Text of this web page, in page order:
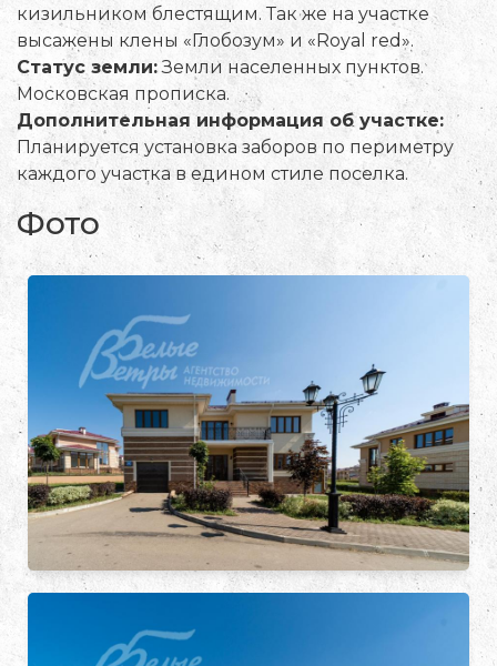
кизильником блестящим. Так же на участке
высажены клены «Глобозум» и «Royal red».
Статус земли:Земли населенных пунктов.
Московская прописка.
Дополнительная информация об участке:
Планируется установка заборов по периметру
каждого участка в едином стиле поселка.
Фото